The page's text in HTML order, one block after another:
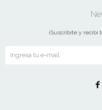
¡Suscribite y recibí
